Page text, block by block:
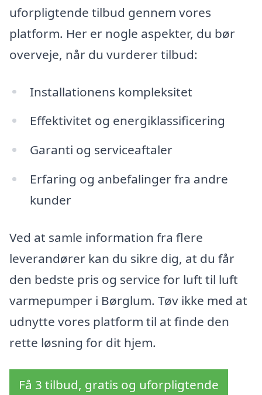
uforpligtende tilbud gennem vores
platform. Her er nogle aspekter, du bør
overveje, når du vurderer tilbud:
Installationens kompleksitet
Effektivitet og energiklassificering
Garanti og serviceaftaler
Erfaring og anbefalinger fra andre
kunder
Ved at samle information fra flere
leverandører kan du sikre dig, at du får
den bedste pris og service for luft til luft
varmepumper i Børglum. Tøv ikke med at
udnytte vores platform til at finde den
rette løsning for dit hjem.
Få 3 tilbud, gratis og uforpligtende